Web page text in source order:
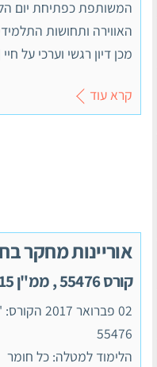
המשותפת כפתיחת יום
האווירה ותחושות
מכן דיון רגשי וערכי על
קרא עוד
אוריינות מחקר
קורס 55476 , ממ"ן 15
‏02 פברואר
הלימוד למטלה: כל חומר